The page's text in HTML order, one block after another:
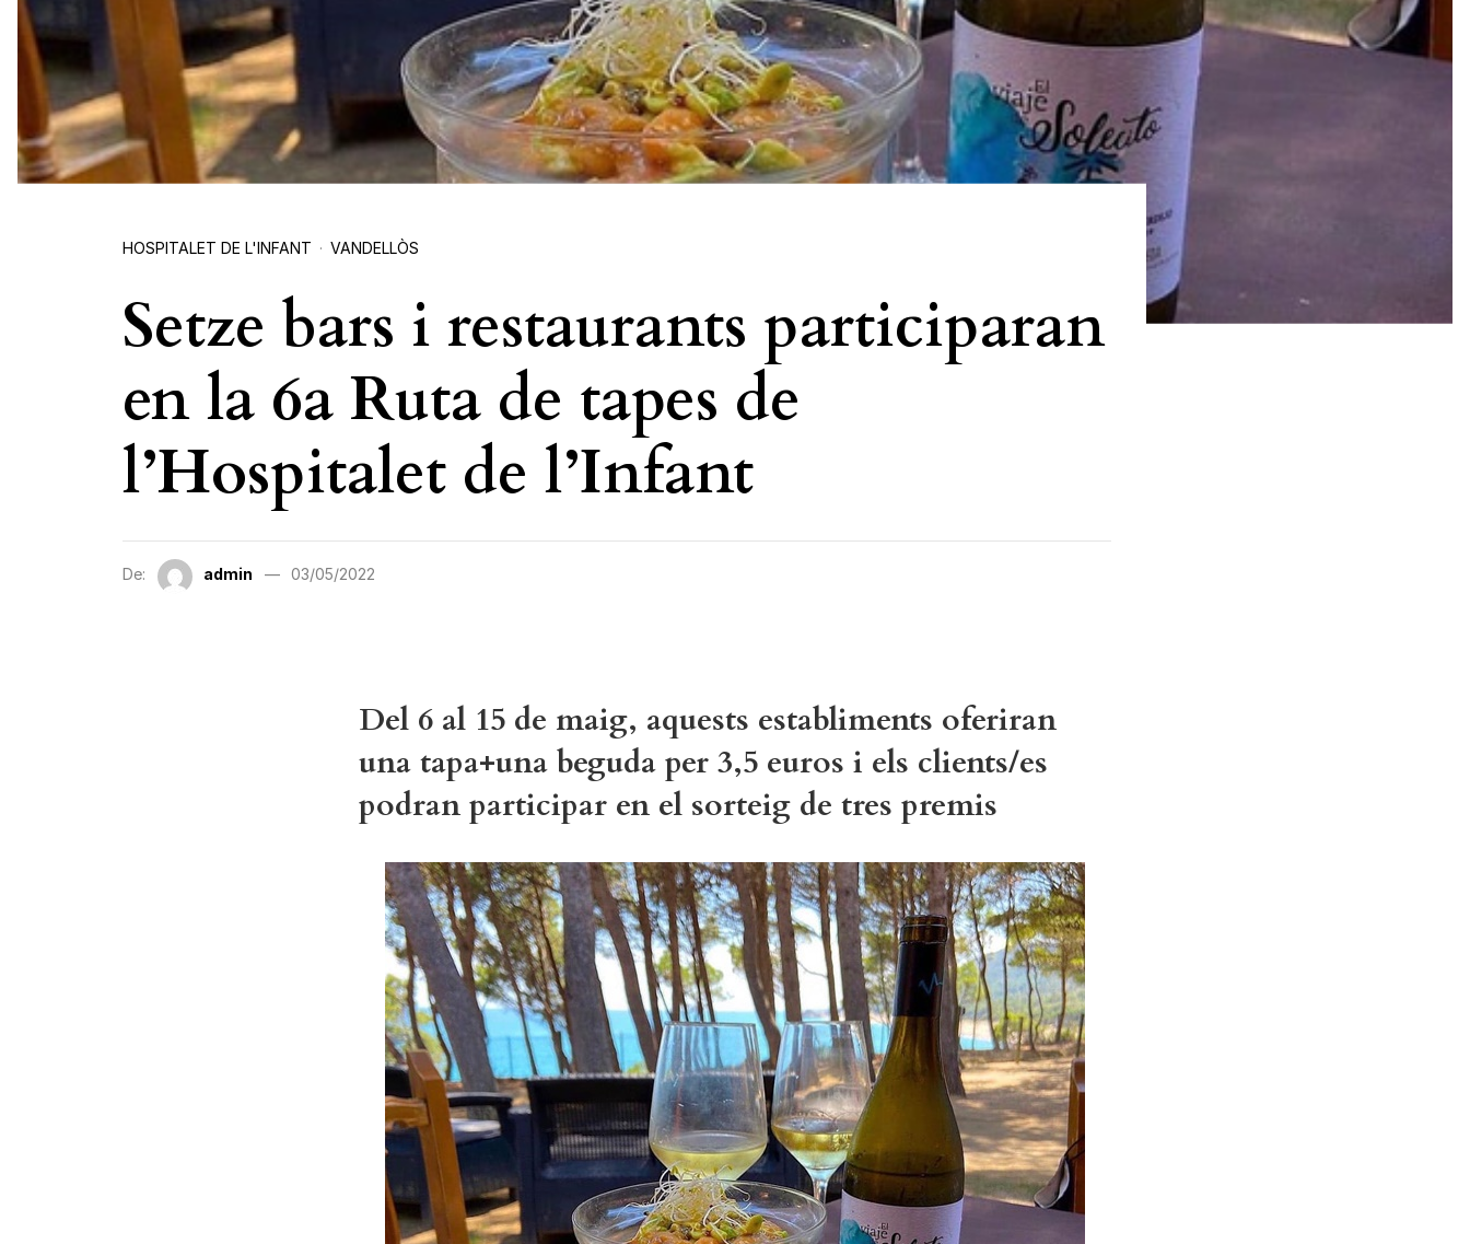
HOSPITALET DE L'INFANT VANDELLÒS
Setze bars i restaurants participaran
en la 6a Ruta de tapes de
l’Hospitalet de l’Infant
De: admin 03/05/2022
Del 6 al 15 de maig, aquests establiments oferiran
una tapa+una beguda per 3,5 euros i els clients/es
podran participar en el sorteig de tres premis